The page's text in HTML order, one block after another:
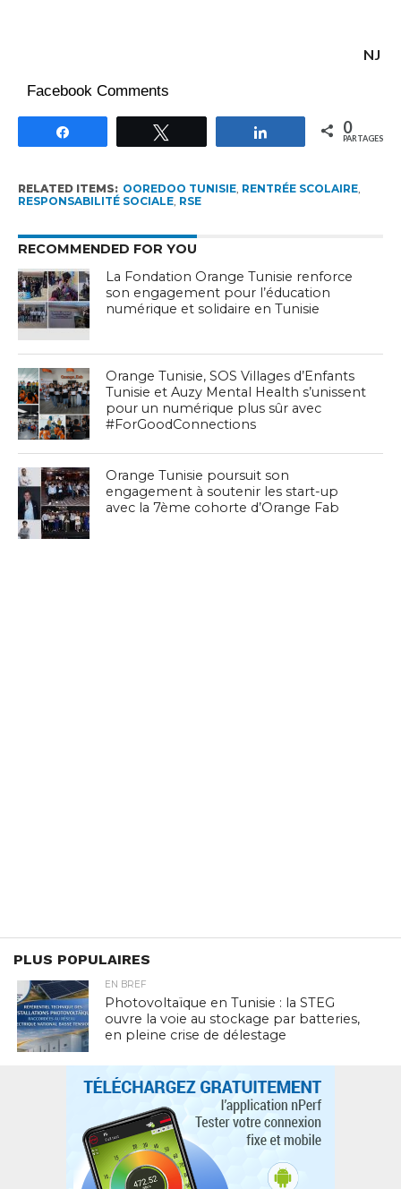
NJ
Facebook Comments
Partagez 0
PARTAGES
RELATED ITEMS: OOREDOO TUNISIE, RENTRÉE SCOLAIRE,
RESPONSABILITÉ SOCIALE, RSE
RECOMMENDED FOR YOU
La Fondation Orange Tunisie renforce
son engagement pour l’éducation
numérique et solidaire en Tunisie
Orange Tunisie, SOS Villages d’Enfants
Tunisie et Auzy Mental Health s’unissent
pour un numérique plus sûr avec
#ForGoodConnections
Orange Tunisie poursuit son
engagement à soutenir les start-up
avec la 7ème cohorte d’Orange Fab
PLUS POPULAIRES
EN BREF
Photovoltaïque en Tunisie : la STEG
ouvre la voie au stockage par batteries,
en pleine crise de délestage